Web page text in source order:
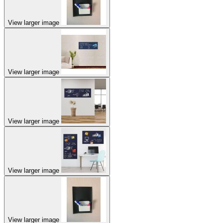
View larger image
View larger image
View larger image
View larger image
View larger image